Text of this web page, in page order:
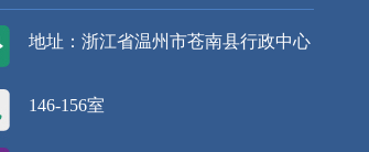
地址：浙江省温州市苍南县行政中心
146-156室